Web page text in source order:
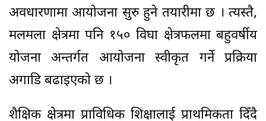
अवधारणामा आयोजना सुरु हुने तयारीमा छ । त्यस्तै,
मलमला क्षेत्रमा पनि १५० विघा क्षेत्रफलमा बहुवर्षीय
योजना अन्तर्गत आयोजना स्वीकृत गर्ने प्रक्रिया
अगाडि बढाइएको छ ।
शैक्षिक क्षेत्रमा प्राविधिक शिक्षालाई प्राथमिकता दिँदै